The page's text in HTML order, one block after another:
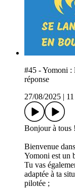
#45 - Yomoni :
réponse
27/08/2025
Bonjour à tous !
Bienvenue
Yomoni est un
Tu vas
adaptée à ta
pilotée ;